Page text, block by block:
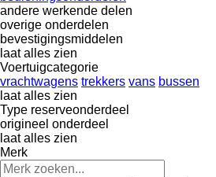
andere werkende delen
overige onderdelen
bevestigingsmiddelen
laat alles zien
Voertuigcategorie
vrachtwagens trekkers vans bussen
laat alles zien
Type reserveonderdeel
origineel onderdeel
laat alles zien
Merk